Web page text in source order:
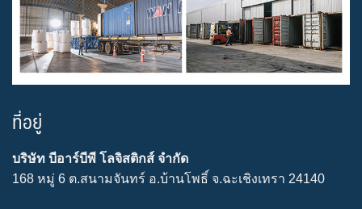
ที่อยู่
บริษัท บีอาร์บีพี โลจิสติกส์ จำกัด
168 หมู่ 6 ต.สนามจันทร์ อ.บ้านโพธิ์ จ.ฉะเชิงเทรา 24140